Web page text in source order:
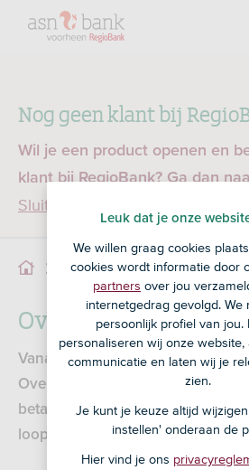
Nog geen klant bij
Wil je een product openen en
klant bij RegioBank?Ga dan
Sluiten
Service Betalen
Overstapservice
Vanaf 1 december is het niet meer
Overstapservice aan te vragen
betaalrekeningen. Is de
loopt deze door tot de einddatum.
Leuk dat je onze
We willen graag cookies
cookies wordt informatie door
partners over jou
internetgedrag gevolgd. We
persoonlijk profiel van jou.
personaliseren wij onze website,
communicatie en laten wij je
zien.
Je kunt je keuze altijd
instellen' onderaan de
Hier vind je ons